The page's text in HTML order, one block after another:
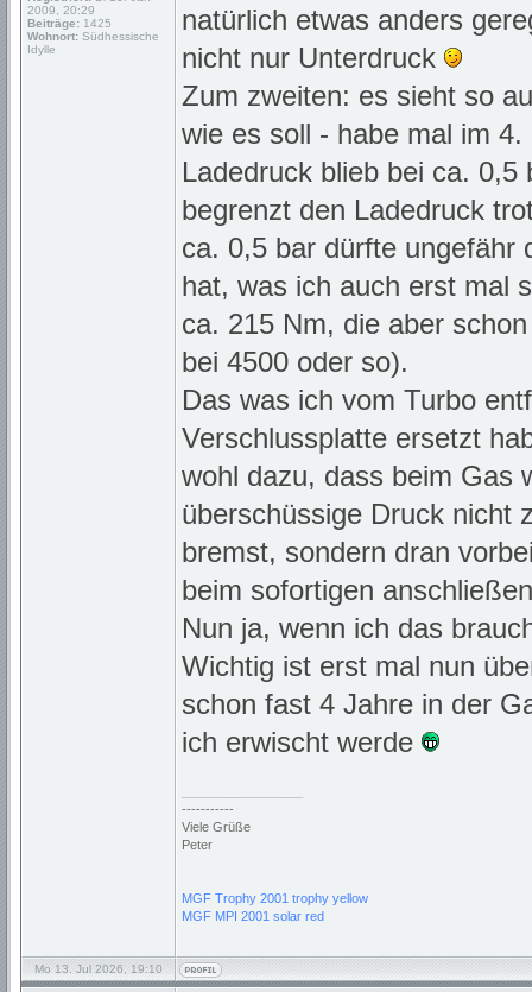
2009, 20:29
Beiträge: 1425
Wohnort: Südhessische
Idylle
natürlich etwas anders
nicht nur Unterdruck
Zum zweiten: es sieht so
wie es soll - habe mal im
Ladedruck blieb bei ca.
begrenzt den Ladedruck
ca. 0,5 bar dürfte ungefähr
hat, was ich auch erst mal
ca. 215 Nm, die aber
bei 4500 oder so).
Das was ich vom Turbo
Verschlussplatte ersetzt
wohl dazu, dass beim Gas
überschüssige Druck nicht
bremst, sondern dran
beim sofortigen
Nun ja, wenn ich das
Wichtig ist erst mal nun
schon fast 4 Jahre in der
ich erwischt werde
-----------
Viele Grüße
Peter
MGF Trophy 2001 trophy yellow
MGF MPI 2001 solar red
Mo 13. Jul 2026, 19:10